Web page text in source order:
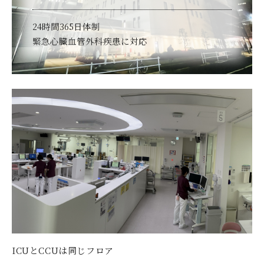
24時間365日体制
緊急心臓血管外科疾患に対応
ICUとCCUは同じフロア